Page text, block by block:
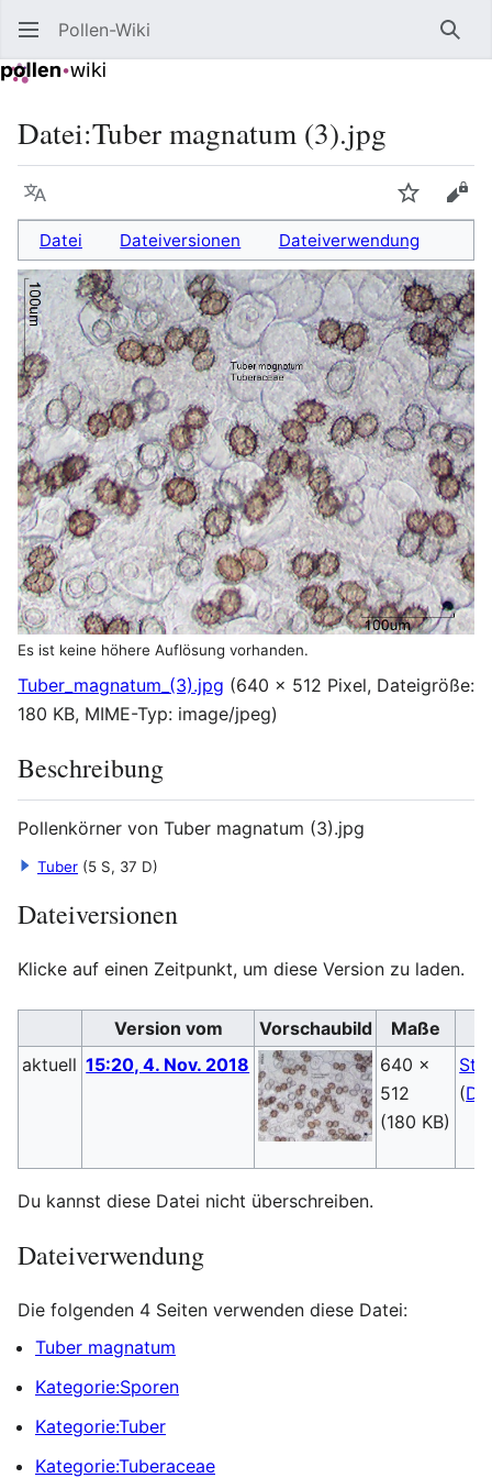
Pollen-Wiki
Datei:Tuber magnatum (3).jpg
Sprache
Datei Dateiversionen Dateiverwendung
Es ist keine höhere Auflösung vorhanden.
Tuber_magnatum_(3).jpg (640 × 512 Pixel, Dateigröße:
180 KB, MIME-Typ: image/jpeg)
Beschreibung
Pollenkörner von Tuber magnatum (3).jpg
Tuber (5 S, 37 D)
Dateiversionen
Klicke auf einen Zeitpunkt, um diese Version zu laden.
Version vom Vorschaubild
Maße
aktuell 15:20, 4. Nov. 2018
640 ×
512
(180 KB)
(
Du kannst diese Datei nicht überschreiben.
Dateiverwendung
Die folgenden 4 Seiten verwenden diese Datei:
Tuber magnatum
Kategorie:Sporen
Kategorie:Tuber
Kategorie:Tuberaceae